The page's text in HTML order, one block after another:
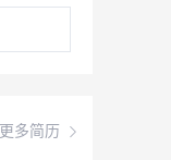
更多简历